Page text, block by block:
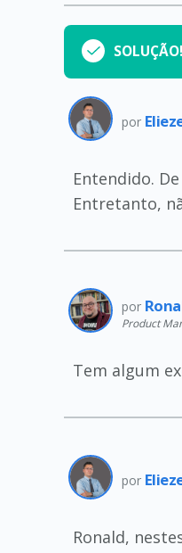
SOLUÇÃO!
por
Entendido.
Entretanto,
por
Product
Tem algum
por
Ronald,